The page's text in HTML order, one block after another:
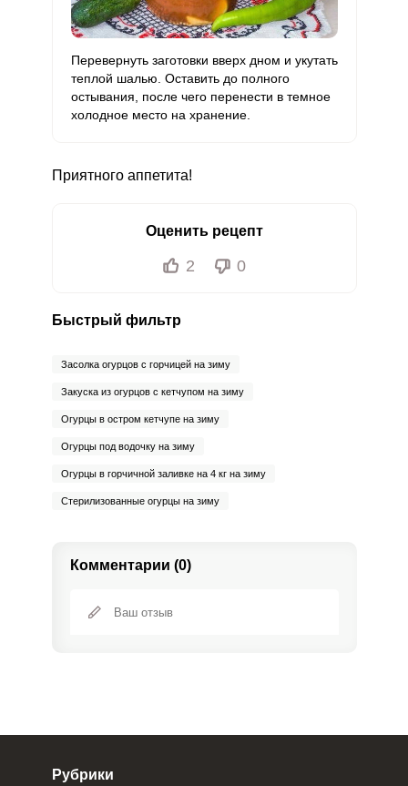
Перевернуть заготовки вверх дном и укутать
теплой шалью. Оставить до полного
остывания, после чего перенести в темное
холодное место на хранение.
Приятного аппетита!
Оценить рецепт
2 0
Быстрый фильтр
Засолка огурцов с горчицей на зиму
Закуска из огурцов с кетчупом на зиму
Огурцы в остром кетчупе на зиму
Огурцы под водочку на зиму
Огурцы в горчичной заливке на 4 кг на зиму
Стерилизованные огурцы на зиму
Комментарии (0)
Рубрики